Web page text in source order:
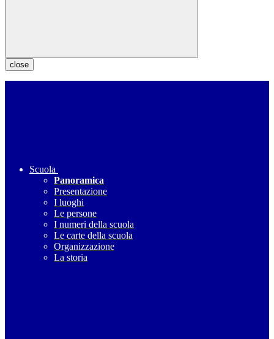
close
Scuola
Panoramica
Presentazione
I luoghi
Le persone
I numeri della scuola
Le carte della scuola
Organizzazione
La storia